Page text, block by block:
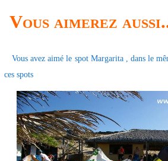
Vous aimerez
Vous avez aimé le spot Margarita , dans le
ces spots